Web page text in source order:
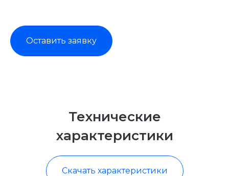
Оставить заявку
Технические
характеристики
Скачать характеристики